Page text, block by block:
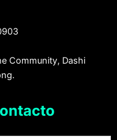
Community, Dashi